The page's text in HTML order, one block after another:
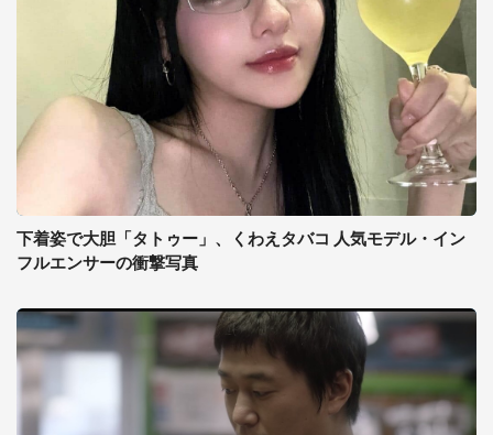
下着姿で大胆「タトゥー」、くわえタバコ 人気モデル・イン
フルエンサーの衝撃写真